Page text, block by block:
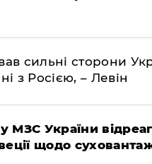
сильні сторони
з Росією, – Левін
України
щодо